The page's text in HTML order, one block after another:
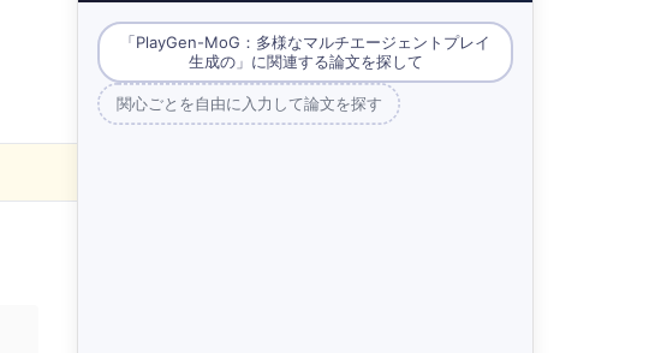
「PlayGen-MoG：多様なマルチエージェントプレイ
生成の」に関連する論文を探して
関心ごとを自由に入力して論文を探す